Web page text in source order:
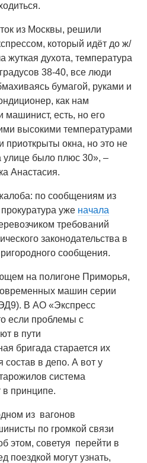
из Москвы, решили
который идёт до ж/
жуткая духота, температура
38-40, все люди
бумагой, руками и
как нам
машинист, есть, но его
высокими температурами
приоткрыты окна, но это не
улице было плюс 30», –
Анастасия.
по сообщениям из
уже начала
требований
законодательства в
сообщения.
на полигоне Приморья,
машин серии
В АО «Экспресс
если проблемы с
в пути
бригада старается их
состав в депо. А вот у
система
в принципе.
из вагонов
по громкой связи
этом, советуя перейти в
поездкой могут узнать,